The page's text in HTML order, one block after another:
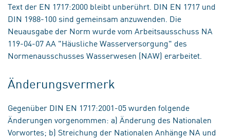
Text der EN 1717:2000 bleibt unberührt. DIN EN 1717 und
DIN 1988-100 sind gemeinsam anzuwenden. Die
Neuausgabe der Norm wurde vom Arbeitsausschuss NA
119-04-07 AA "Häusliche Wasserversorgung" des
Normenausschusses Wasserwesen (NAW) erarbeitet.
Änderungsvermerk
Gegenüber DIN EN 1717:2001-05 wurden folgende
Änderungen vorgenommen: a) Änderung des Nationalen
Vorwortes; b) Streichung der Nationalen Anhänge NA und